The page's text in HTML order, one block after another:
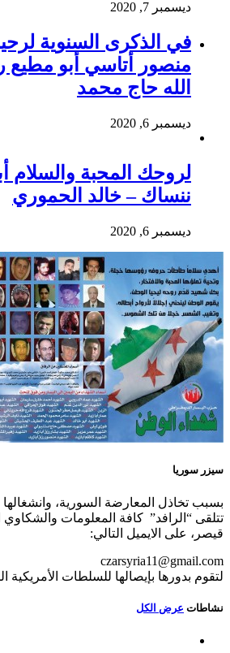
ديسمبر 7, 2020
في الذكرى السنوية
منصور أتاسي أبو مطيع
الله حاج محمد
ديسمبر 6, 2020
لروحك المحبة والسلام
ننساك – خالد الحموري
ديسمبر 6, 2020
سيزر سوريا
بسبب تخاذل المعارضة السورية،
تتلقى “الرافد” كافة المعلومات والشكاوي
قيصر، على الايميل التالي:
czarsyria11@gmail.com
لتقوم بدورها بإيصالها للسلطات الأمريكية
نشاطات عرض الكل